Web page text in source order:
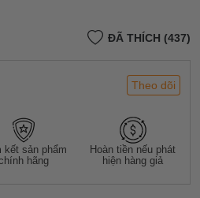
ĐÃ THÍCH (437)
Theo dõi
kết sản phẩm
hãng
Hoàn tiền nếu phát
hiện hàng giả